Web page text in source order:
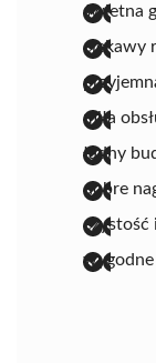
świetna
ciekawy
miła
ładny
dobre
czystość
wygodne